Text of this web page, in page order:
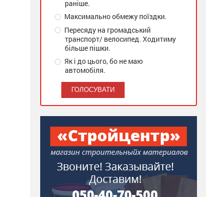
раніше.
Максимально обмежу поїздки.
Пересяду на громадський
транспорт/ велосипед. Ходитиму
більше пішки.
Як і до цього, бо не маю
автомобіля.